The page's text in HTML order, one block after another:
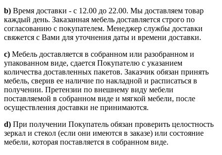
b) Время доставки - с 12.00 до 22.00. Мы доставляем товар
каждый день. Заказанная мебель доставляется строго по
согласованию с покупателем. Менеджер службы доставки
свяжется с Вами для уточнения даты и времени доставки.
c) Мебель доставляется в собранном или разобранном и
упакованном виде, сдается Покупателю с указанием
количества доставленных пакетов. Заказчик обязан принять
мебель, сверив ее наличие по накладной и расписаться в
получении. Претензии по внешнему виду мебели
поставляемой в собранном виде и мягкой мебели, после
осуществления доставки не принимаются.
d) При получении Покупатель обязан проверить целостность
зеркал и стекол (если они имеются в заказе) или состояние
мебели, которая поставляется в собранном виде.